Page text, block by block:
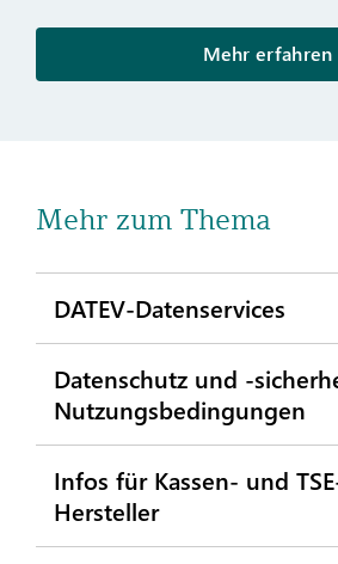
Mehr erfahren
Mehr zum Thema
DATEV-Datenservices
Datenschutz und -
Nutzungsbedingungen
Infos für Kassen- und
Hersteller